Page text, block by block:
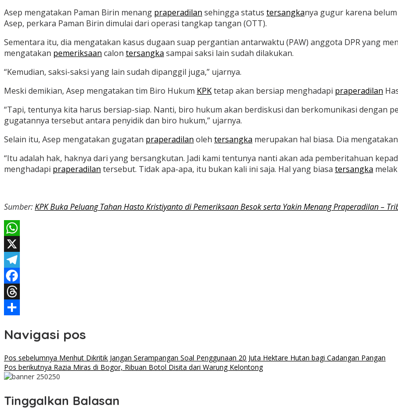
Asep mengatakan Paman Birin menang praperadilan sehingga status tersangkanya gugur karena
Asep, perkara Paman Birin dimulai dari operasi tangkap tangan (OTT).
Sementara itu, dia mengatakan kasus dugaan suap pergantian antarwaktu (PAW) anggota DPR yang
mengatakan pemeriksaan calon tersangka sampai saksi lain sudah dilakukan.
“Kemudian, saksi-saksi yang lain sudah dipanggil juga,” ujarnya.
Meski demikian, Asep mengatakan tim Biro Hukum KPKtetap akan bersiap menghadapi praperadilan
“Tapi, tentunya kita harus bersiap-siap. Nanti, biro hukum akan berdiskusi dan berkomunikasi dengan
gugatannya tersebut antara penyidik dan biro hukum,” ujarnya.
Selain itu, Asep mengatakan gugatan praperadilan oleh tersangka merupakan hal biasa. Dia
“Itu adalah hak, haknya dari yang bersangkutan. Jadi kami tentunya nanti akan ada pemberitahuan
menghadapi praperadilan tersebut. Tidak apa-apa, itu bukan kali ini saja. Hal yang biasa tersangka
Sumber:KPK Buka Peluang Tahan Hasto Kristiyanto di Pemeriksaan Besok serta Yakin Menang Praperadilan –
WhatsApp
X
Telegram
Facebook
Threads
Navigasi pos
Pos sebelumnya Menhut Dikritik Jangan Serampangan Soal Penggunaan 20 Juta Hektare Hutan bagi Cadangan Pangan
Pos berikutnya Razia Miras di Bogor, Ribuan Botol Disita dari Warung Kelontong
Tinggalkan Balasan